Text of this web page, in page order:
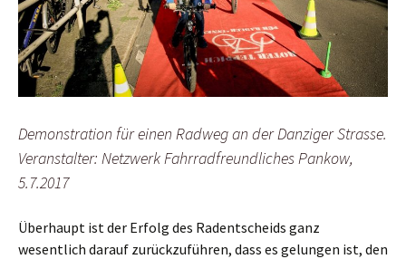
Demonstration für einen Radweg an der Danziger Strasse.
Veranstalter: Netzwerk Fahrradfreundliches Pankow,
5.7.2017
Überhaupt ist der Erfolg des Radentscheids ganz
wesentlich darauf zurückzuführen, dass es gelungen ist, den